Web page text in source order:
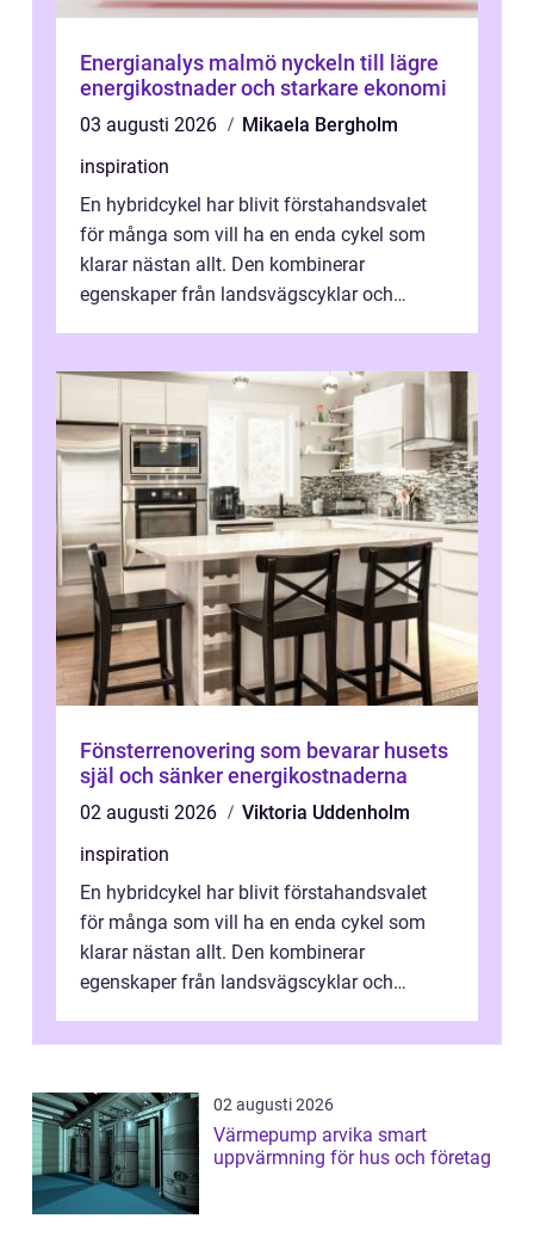
Energianalys malmö nyckeln till lägre
energikostnader och starkare ekonomi
03 augusti 2026
Mikaela Bergholm
inspiration
En hybridcykel har blivit förstahandsvalet
för många som vill ha en enda cykel som
klarar nästan allt. Den kombinerar
egenskaper från landsvägscyklar och
Fönsterrenovering som bevarar husets
själ och sänker energikostnaderna
02 augusti 2026
Viktoria Uddenholm
inspiration
En hybridcykel har blivit förstahandsvalet
för många som vill ha en enda cykel som
klarar nästan allt. Den kombinerar
egenskaper från landsvägscyklar och
02 augusti 2026
Värmepump arvika smart
uppvärmning för hus och företag